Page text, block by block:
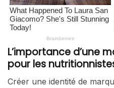
L’importance d’une
pour les
Créer une identité de